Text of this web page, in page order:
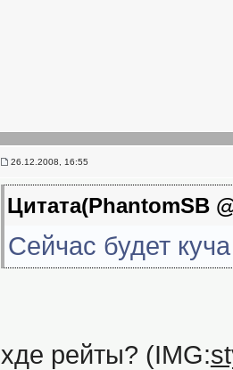
26.12.2008, 16:55
Цитата(PhantomSB
Сейчас будет
хде рейты? (IMG: